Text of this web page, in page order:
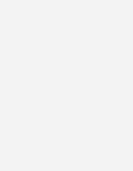
ausgeschlossen
Energien (OIE Hrvatksa)
schnellstmöglich mit der
treten, um die Energiewende
der Verband zusammen mit
einen Brandbrief an die EU-
Situation auf dem kroatischen
wird.